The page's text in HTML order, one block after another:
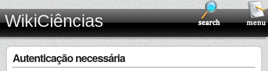
WikiCiências
Autenticação necessária